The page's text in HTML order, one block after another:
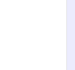
REGULATION